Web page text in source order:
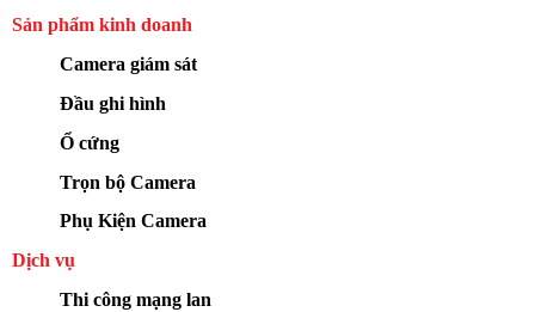
Sản phẩm kinh doanh
Camera giám sát
Đầu ghi hình
Ổ cứng
Trọn bộ Camera
Phụ Kiện Camera
Dịch vụ
Thi công mạng lan